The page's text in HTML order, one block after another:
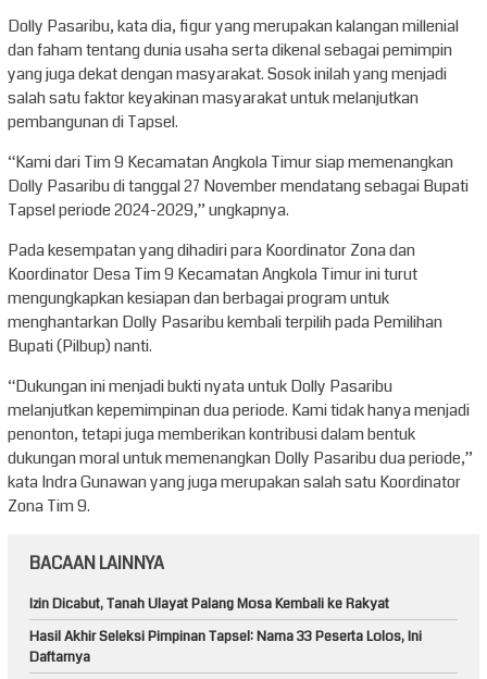
Dolly Pasaribu, kata dia, figur yang merupakan kalangan millenial
dan faham tentang dunia usaha serta dikenal sebagai pemimpin
yang juga dekat dengan masyarakat. Sosok inilah yang menjadi
salah satu faktor keyakinan masyarakat untuk melanjutkan
pembangunan di Tapsel.
“Kami dari Tim 9 Kecamatan Angkola Timur siap memenangkan
Dolly Pasaribu di tanggal 27 November mendatang sebagai Bupati
Tapsel periode 2024-2029,” ungkapnya.
Pada kesempatan yang dihadiri para Koordinator Zona dan
Koordinator Desa Tim 9 Kecamatan Angkola Timur ini turut
mengungkapkan kesiapan dan berbagai program untuk
menghantarkan Dolly Pasaribu kembali terpilih pada Pemilihan
Bupati (Pilbup) nanti.
“Dukungan ini menjadi bukti nyata untuk Dolly Pasaribu
melanjutkan kepemimpinan dua periode. Kami tidak hanya menjadi
penonton, tetapi juga memberikan kontribusi dalam bentuk
dukungan moral untuk memenangkan Dolly Pasaribu dua periode,”
kata Indra Gunawan yang juga merupakan salah satu Koordinator
Zona Tim 9.
BACAAN LAINNYA
Izin Dicabut, Tanah Ulayat Palang Mosa Kembali ke Rakyat
Hasil Akhir Seleksi Pimpinan Tapsel: Nama 33 Peserta Lolos, Ini
Daftarnya